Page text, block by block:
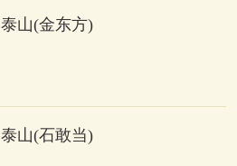
泰山(金东方)
泰山(石敢当)